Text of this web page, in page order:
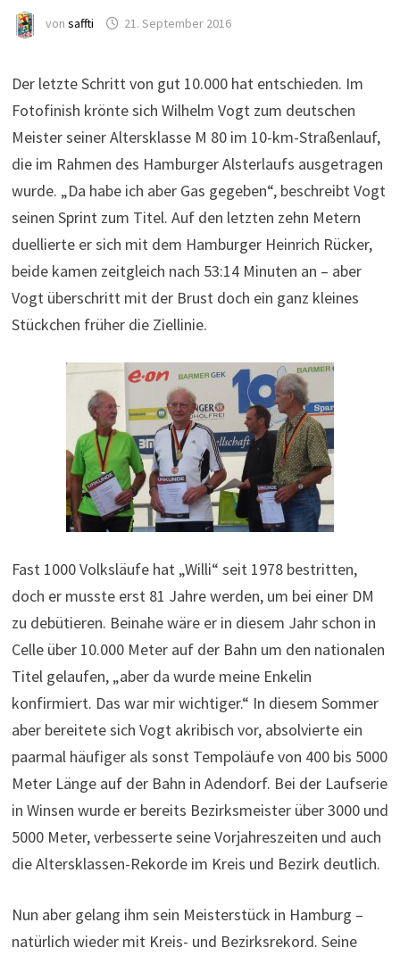
von saffti 21. September 2016
Der letzte Schritt von gut 10.000 hat entschieden. Im
Fotofinish krönte sich Wilhelm Vogt zum deutschen
Meister seiner Altersklasse M 80 im 10-km-Straßenlauf,
die im Rahmen des Hamburger Alsterlaufs ausgetragen
wurde. „Da habe ich aber Gas gegeben“, beschreibt Vogt
seinen Sprint zum Titel. Auf den letzten zehn Metern
duellierte er sich mit dem Hamburger Heinrich Rücker,
beide kamen zeitgleich nach 53:14 Minuten an – aber
Vogt überschritt mit der Brust doch ein ganz kleines
Stückchen früher die Ziellinie.
Fast 1000 Volksläufe hat „Willi“ seit 1978 bestritten,
doch er musste erst 81 Jahre werden, um bei einer DM
zu debütieren. Beinahe wäre er in diesem Jahr schon in
Celle über 10.000 Meter auf der Bahn um den nationalen
Titel gelaufen, „aber da wurde meine Enkelin
konfirmiert. Das war mir wichtiger.“ In diesem Sommer
aber bereitete sich Vogt akribisch vor, absolvierte ein
paarmal häufiger als sonst Tempoläufe von 400 bis 5000
Meter Länge auf der Bahn in Adendorf. Bei der Laufserie
in Winsen wurde er bereits Bezirksmeister über 3000 und
5000 Meter, verbesserte seine Vorjahreszeiten und auch
die Altersklassen-Rekorde im Kreis und Bezirk deutlich.
Nun aber gelang ihm sein Meisterstück in Hamburg –
natürlich wieder mit Kreis- und Bezirksrekord. Seine